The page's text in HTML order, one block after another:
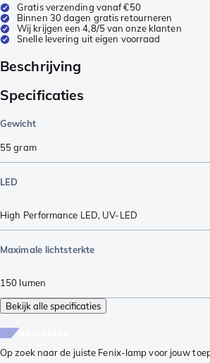
Gratis verzending vanaf €50
Binnen 30 dagen gratis retourneren
Wij krijgen een 4,8/5 van onze klanten
Snelle levering uit eigen voorraad
Beschrijving
Specificaties
Gewicht
55gram
LED
High Performance LED, UV-LED
Maximale lichtsterkte
150 lumen
Bekijk alle specificaties
Op zoek naar de juiste Fenix-lamp voor jouw